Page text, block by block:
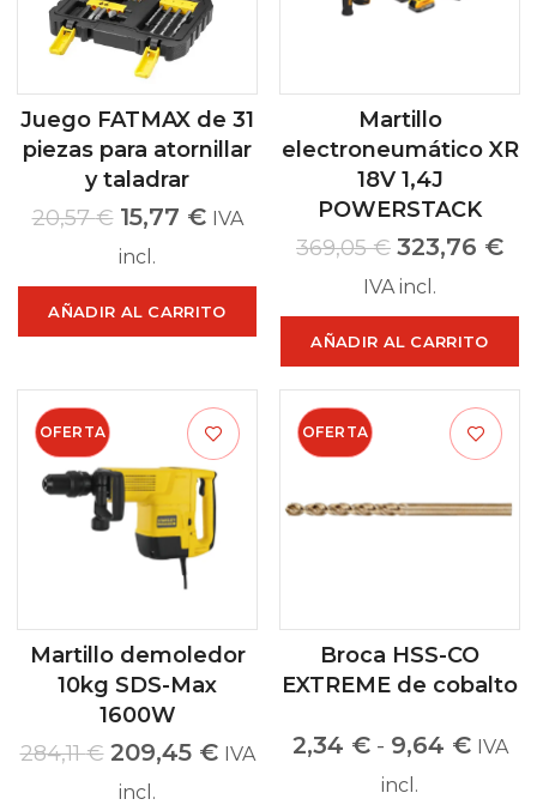
Juego FATMAX de 31
piezas para atornillar
y taladrar
20,57€ 15,77 € IVA
incl.
AÑADIR AL CARRITO
Martillo
electroneumático XR
18V 1,4J
POWERSTACK
369,05€ 323,76 €
IVA incl.
AÑADIR AL CARRITO
OFERTA
Martillo demoledor
10kg SDS-Max
1600W
284,11€ 209,45 € IVA
incl.
OFERTA
Broca HSS-CO
EXTREME de cobalto
2,34 € - 9,64 € IVA
incl.